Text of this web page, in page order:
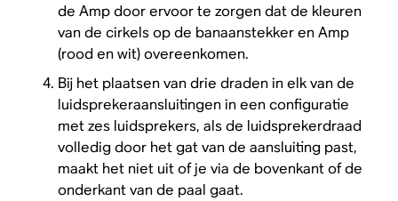
de Amp door ervoor te zorgen dat de kleuren
van de cirkels op de banaanstekker en Amp
(rood en wit) overeenkomen.
Bij het plaatsen van drie draden in elk van de
luidsprekeraansluitingen in een configuratie
met zes luidsprekers, als de luidsprekerdraad
volledig door het gat van de aansluiting past,
maakt het niet uit of je via de bovenkant of de
onderkant van de paal gaat.